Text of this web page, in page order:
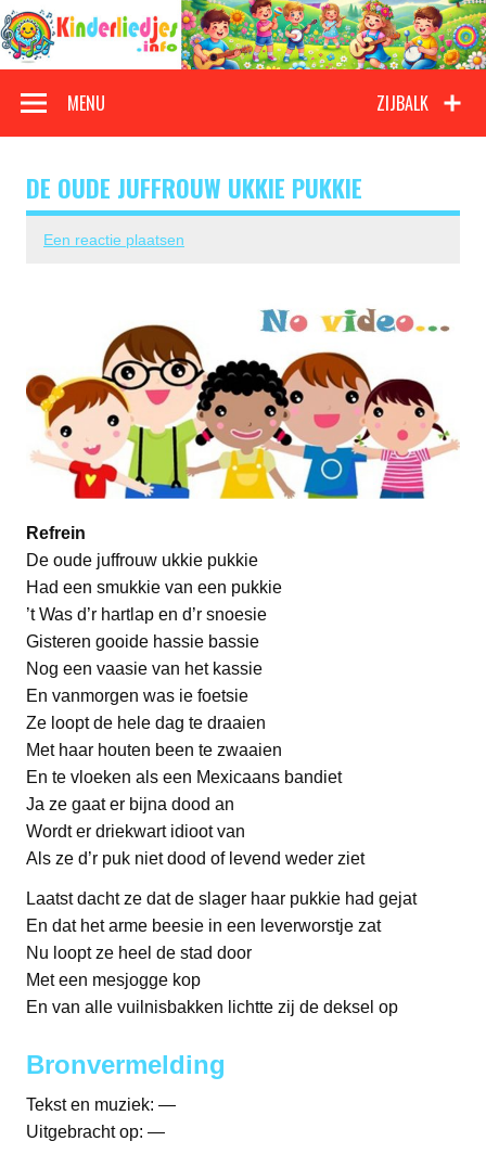
Doorgaan
naar
inhoud
Kinderliedjes
ZIJBALK
MENU
DE OUDE JUFFROUW UKKIE PUKKIE
Een reactie plaatsen
Refrein
De oude juffrouw ukkie pukkie
Had een smukkie van een pukkie
’t Was d’r hartlap en d’r snoesie
Gisteren gooide hassie bassie
Nog een vaasie van het kassie
En vanmorgen was ie foetsie
Ze loopt de hele dag te draaien
Met haar houten been te zwaaien
En te vloeken als een Mexicaans bandiet
Ja ze gaat er bijna dood an
Wordt er driekwart idioot van
Als ze d’r puk niet dood of levend weder ziet
Laatst dacht ze dat de slager haar pukkie had gejat
En dat het arme beesie in een leverworstje zat
Nu loopt ze heel de stad door
Met een mesjogge kop
En van alle vuilnisbakken lichtte zij de deksel op
Bronvermelding
Tekst en muziek: —
Uitgebracht op: —